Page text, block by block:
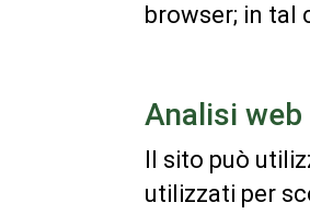
browser; in tal
Analisi web
Il sito può
utilizzati per